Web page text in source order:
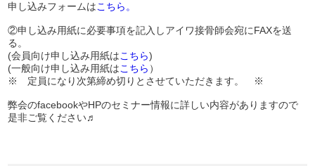
申し込みフォームはこちら。
②申し込み用紙に必要事項を記入しアイワ接骨師会宛にFAXを送
る。
(会員向け申し込み用紙はこちら)
(一般向け申し込み用紙はこちら ）
※ 定員になり次第締め切りとさせていただきます。 ※
弊会のfacebookやHPのセミナー情報に詳しい内容がありますので
是非ご覧ください♬